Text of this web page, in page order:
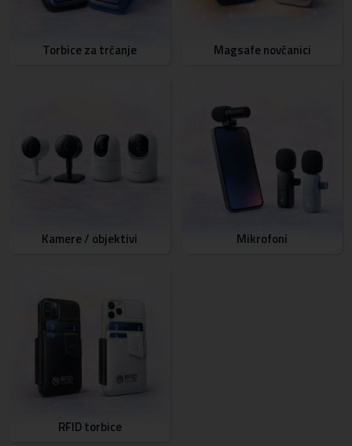
Torbice za trčanje Magsafe novčanici
Kamere / objektivi Mikrofoni
RFID torbice